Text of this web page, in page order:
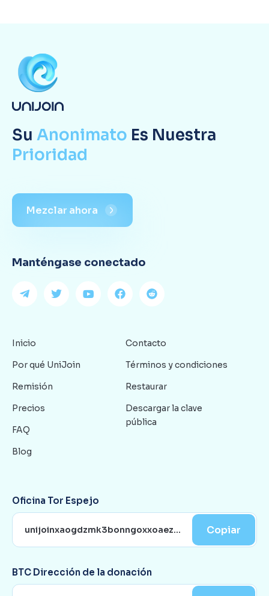
Su Anonimato Es Nuestra
Prioridad
Mezclar ahora
Manténgase conectado
Inicio
Por qué UniJoin
Remisión
Precios
FAQ
Blog
Contacto
Términos y condiciones
Restaurar
Descargar la clave
pública
Oficina Tor Espejo
Copiar
BTC Dirección de la donación